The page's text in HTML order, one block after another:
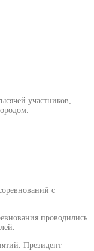
участников,
с
проводились
Президент